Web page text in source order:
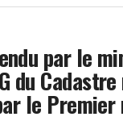
par le
du
le